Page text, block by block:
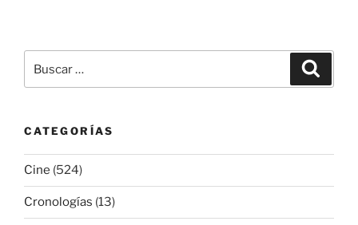
por:
CATEGORÍAS
Cine (524)
Cronologías (13)